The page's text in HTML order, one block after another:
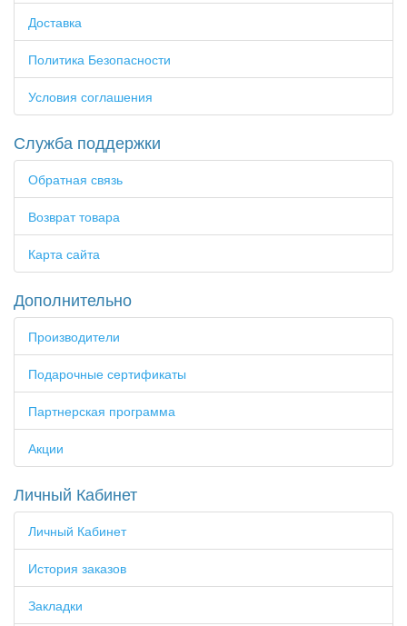
Доставка
Политика Безопасности
Условия соглашения
Служба поддержки
Обратная связь
Возврат товара
Карта сайта
Дополнительно
Производители
Подарочные сертификаты
Партнерская программа
Акции
Личный Кабинет
Личный Кабинет
История заказов
Закладки